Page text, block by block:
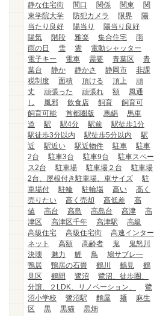
静な住宅街
間口 関係 関東
関
東学院大学
防犯カメラ 限界
陽
当たり良好
陽当り
陽当り良好
陽気
階段 雅楽 集合住宅
雨
雨の日
雪 雲
電動シャッター
電子キー
電車 需要 青葉区
青
葉台
静か 静かさ 静岡市
非課
税制度
面積 頂ける 頂上
頑
丈
頑張った 頑張れ 額
風通
し
風邪 飲食店 飼育
飼育可
飼育可能
首都圏版 馬絹
馬車
道
駅 駅4分 駅前
駅徒歩1分
駅徒歩3分以内
駅徒歩5分以内
駅
近
駅近い 駅近物件 駐車
駐車
2台
駐車3台 駐車9台
駐車スペー
ス2台
駐車場 駐車場２台
駐車場
2台、屋根付き駐車場、車サイズ
駐
車場付
駐輪 駐輪場 高い
高く
売りたい
高く売却 高低差
高
値
高台 高島 高島台 高津
高
津区
高津区千年 高津駅
高級
高級住宅
高級住宅街
高速インター
ネット
高額 高齢者 鬼
鬼怒川
決壊
魅力 鯉 鳥
鳩サブレ―
鴨居
鴨居の石畳 鶴川 鶴見
鶴
見区
鶴間 鷺沼
鷺沼、徒歩圏、
分譲、２LDK、リノベーション、
鷺
沼小学校
鷺沼駅 麵屋 麺
麻生
区
黒 黒猫 黒畑